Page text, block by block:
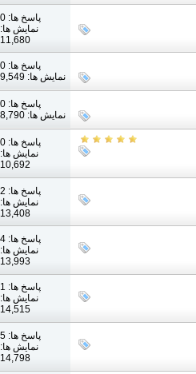
پاسخ ها: 0
نمایش ها:
11,680
پاسخ ها: 0
نمایش ها: 9,549
پاسخ ها: 0
نمایش ها: 8,790
پاسخ ها: 0
نمایش ها:
10,692
پاسخ ها: 2
نمایش ها:
13,408
پاسخ ها: 4
نمایش ها:
13,993
پاسخ ها: 1
نمایش ها:
14,515
پاسخ ها: 5
نمایش ها:
14,798